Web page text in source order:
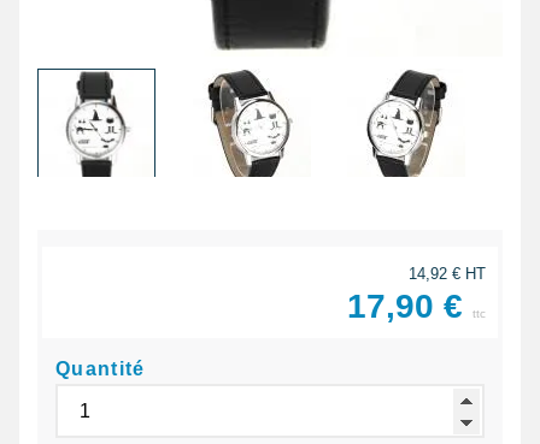
14,92 € HT
17,90 € ttc
Quantité